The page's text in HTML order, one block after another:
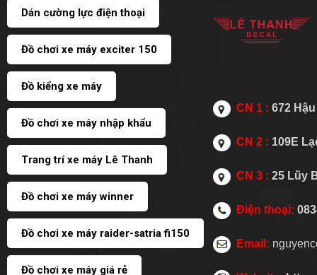
Dán cường lực điện thoại
Đồ chơi xe máy exciter 150
Đồ kiểng xe máy
Đồ chơi xe máy nhập khẩu
Trang trí xe máy Lê Thanh
Đồ chơi xe máy winner
Đồ chơi xe máy raider-satria fi150
Đồ chơi xe máy giá rẻ
CN 1 :672
CN 2 : 109E
CN 3 : 25 Lũy
Điện thoại:
Email: